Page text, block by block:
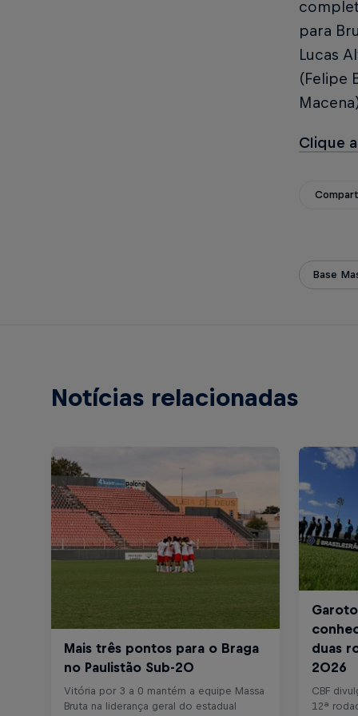
para
Lucas
(Felipe
Clique
Base
Notícias relacionadas